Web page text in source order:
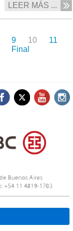
LEER MÁS ...
9 10
11
Final